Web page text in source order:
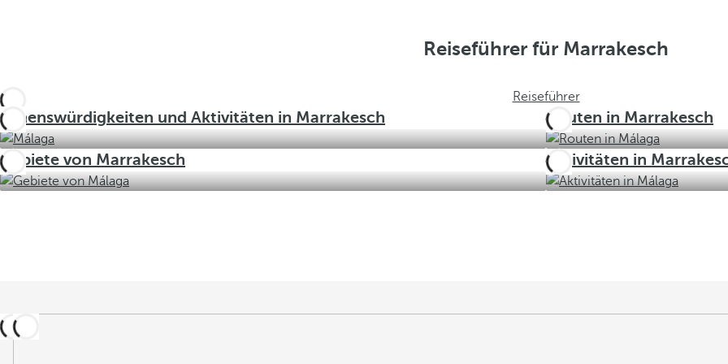
Reiseführer für Marrakesch
Reiseführer
Sehenswürdigkeiten und Aktivitäten in Marrakesch Routen in Marrakesch
Gebiete von Marrakesch Aktivitäten in